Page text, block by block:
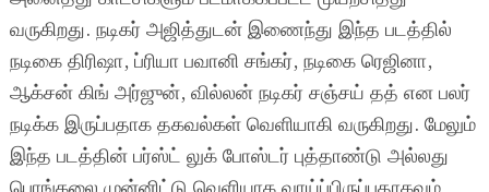
வருகிறது. நடிகர் அஜித்துடன் இணைந்து இந்த படத்தில்
நடிகை திரிஷா, ப்ரியா பவானி சங்கர், நடிகை ரெஜினா,
ஆக்சன் கிங் அர்ஜுன், வில்லன் நடிகர் சஞ்சய் தத் என பலர்
நடிக்க இருப்பதாக தகவல்கள் வெளியாகி வருகிறது. மேலும்
இந்த படத்தின் பர்ஸ்ட் லுக் போஸ்டர் புத்தாண்டு அல்லது